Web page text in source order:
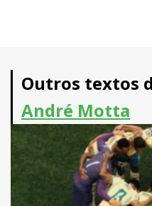
Outros textos
André Motta